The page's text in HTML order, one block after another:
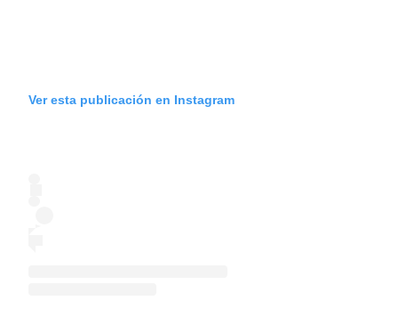
Ver esta publicación en Instagram